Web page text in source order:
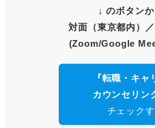
↓ のボタンか
対面（東京都内）
(Zoom/Google
『転職・キ
カウンセリン
チェック